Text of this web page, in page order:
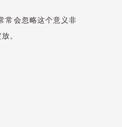
常会忽略这个意义非
。